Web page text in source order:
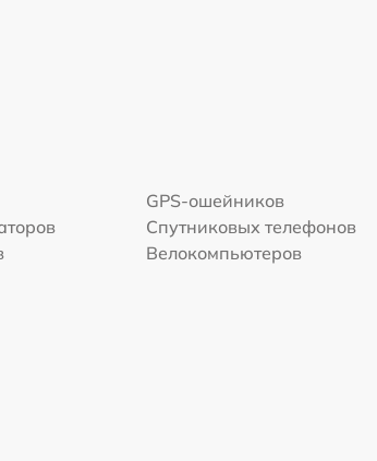
GPS-ошейников
Спутниковых телефонов
Велокомпьютеров